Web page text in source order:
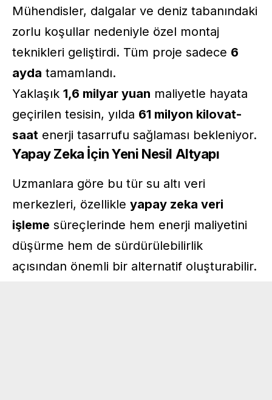
Mühendisler, dalgalar ve deniz tabanındaki
zorlu koşullar nedeniyle özel montaj
teknikleri geliştirdi. Tüm proje sadece 6
ayda tamamlandı.
Yaklaşık 1,6 milyar yuan maliyetle hayata
geçirilen tesisin, yılda 61 milyon kilovat-
saat enerji tasarrufu sağlaması bekleniyor.
Yapay Zeka İçin Yeni Nesil Altyapı
Uzmanlara göre bu tür su altı veri
merkezleri, özellikle yapay zeka veri
işleme süreçlerinde hem enerji maliyetini
düşürme hem de sürdürülebilirlik
açısından önemli bir alternatif oluşturabilir.